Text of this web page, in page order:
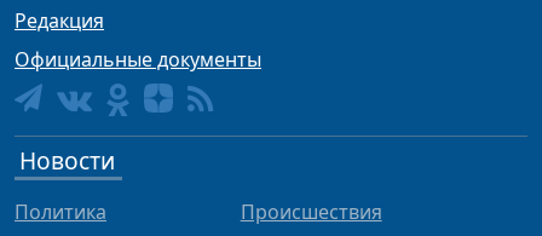
Редакция
Официальные документы
Новости
Политика
Происшествия